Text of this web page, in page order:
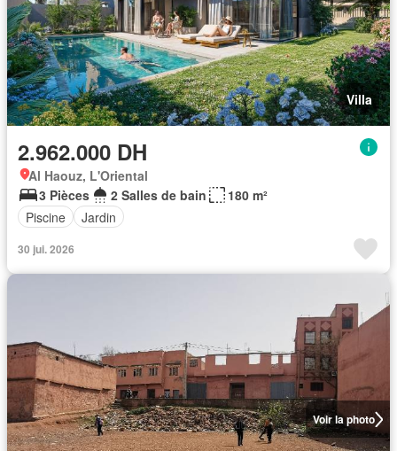
Villa
2.962.000 DH
Al Haouz, L'Oriental
3 Pièces
2 Salles de bain
180 m²
Piscine
Jardin
30 jui. 2026
Voir la photo